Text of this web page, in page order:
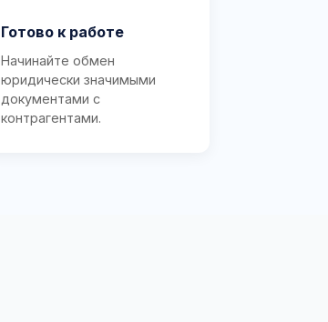
Готово к работе
Начинайте обмен
юридически значимыми
документами с
контрагентами.